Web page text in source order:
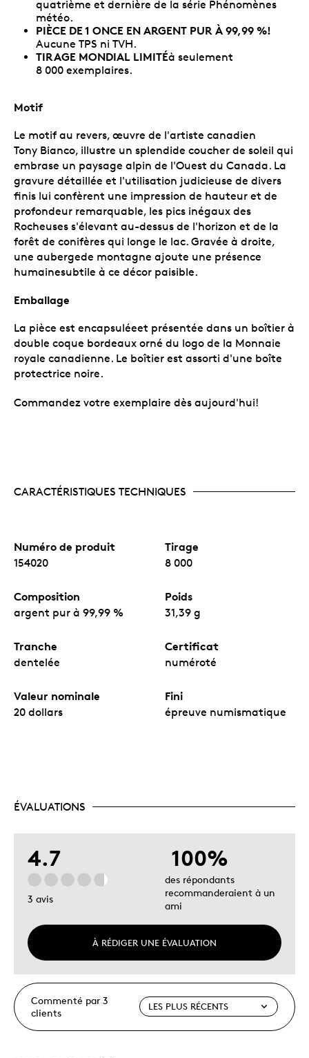
quatrième et dernière de la série Phénomènes
météo.
PIÈCE DE 1 ONCE EN ARGENT PUR À 99,99 %!
Aucune TPS ni TVH.
TIRAGE MONDIAL LIMITÉà seulement
8 000 exemplaires.
Motif
Le motif au revers, œuvre de l'artiste canadien
Tony Bianco, illustre un splendide coucher de soleil qui
embrase un paysage alpin de l'Ouest du Canada. La
gravure détaillée et l'utilisation judicieuse de divers
finis lui confèrent une impression de hauteur et de
profondeur remarquable, les pics inégaux des
Rocheuses s'élevant au-dessus de l'horizon et de la
forêt de conifères qui longe le lac. Gravée à droite,
une aubergede montagne ajoute une présence
humainesubtile à ce décor paisible.
Emballage
La pièce est encapsuléeet présentée dans un boîtier à
double coque bordeaux orné du logo de la Monnaie
royale canadienne. Le boîtier est assorti d'une boîte
protectrice noire.
Commandez votre exemplaire dès aujourd'hui!
CARACTÉRISTIQUES TECHNIQUES
Numéro de produit
154020
Tirage
8 000
Composition
argent pur à 99,99 %
Poids
31,39 g
Tranche
dentelée
Certificat
numéroté
Valeur nominale
20 dollars
Fini
épreuve numismatique
ÉVALUATIONS
4.7
3 avis
À RÉDIGER UNE ÉVALUATION
100%
des répondants
recommanderaient à un
ami
Commenté par 3
clients